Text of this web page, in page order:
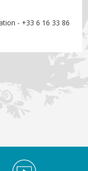
- +33 6 16 33 86